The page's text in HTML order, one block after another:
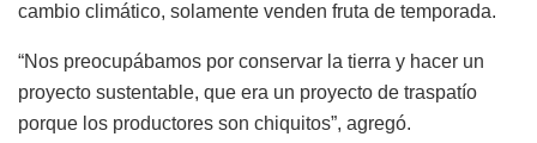
cambio climático, solamente venden fruta de temporada.
“Nos preocupábamos por conservar la tierra y hacer un
proyecto sustentable, que era un proyecto de traspatío
porque los productores son chiquitos”, agregó.